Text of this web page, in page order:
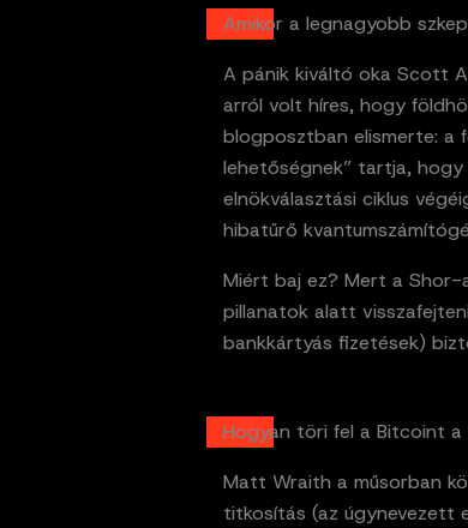
Amikor a legnagyobb
A pánik kiváltó oka Scott
arról volt híres, hogy
blogposztban elismerte: a
lehetőségnek” tartja, hogy
elnökválasztási ciklus
hibatűrő
Miért baj ez? Mert a Shor-
pillanatok alatt
bankkártyás fizetések)
Hogyan töri fel a Bitcoint a
Matt Wraith a műsorban
titkosítás (az úgynevezett